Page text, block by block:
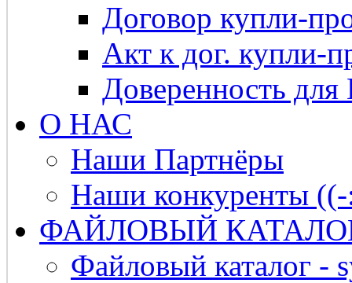
Договор купли-
Акт к дог. купли-
Доверенность
О НАС
Наши Партнёры
Наши конкуренты
ФАЙЛОВЫЙ
Файловый каталог -